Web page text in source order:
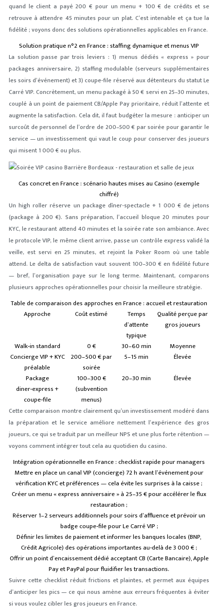
quand le client a payé 200 € pour un menu + 100 € de crédits et se
retrouve à attendre 45 minutes pour un plat. C’est intenable et ça tue la
fidélité ; voyons donc des solutions opérationnelles applicables en France.
Solution pratique n°2 en France : staffing dynamique et menus VIP
La solution passe par trois leviers : 1) menus dédiés « express » pour
packages anniversaire, 2) staffing modulable (serveurs supplémentaires
les soirs d’événement) et 3) coupe‑file réservé aux détenteurs du statut Le
Carré VIP. Concrètement, un menu packagé à 50 € servi en 25–30 minutes,
couplé à un point de paiement CB/Apple Pay prioritaire, réduit l’attente et
augmente la satisfaction. Cela dit, il faut budgéter la mesure : anticiper un
surcoût de personnel de l’ordre de 200–500 € par soirée pour garantir le
service — un investissement qui vaut le coup pour conserver des joueurs
qui misent 1 000 € ou plus.
Cas concret en France : scénario hautes mises au Casino (exemple
chiffré)
Un high roller réserve un package dîner‑spectacle + 1 000 € de jetons
(package à 200 €). Sans préparation, l’accueil bloque 20 minutes pour
KYC, le restaurant attend 40 minutes et la soirée rate son ambiance. Avec
le protocole VIP, le même client arrive, passe un contrôle express validé la
veille, est servi en 25 minutes, et rejoint la Poker Room où une table
attend. Le delta de satisfaction vaut souvent 100–300 € en fidélité future
— bref, l’organisation paye sur le long terme. Maintenant, comparons
plusieurs approches opérationnelles pour choisir la meilleure stratégie.
Table de comparaison des approches en France : accueil et restauration
Approche
Coût estimé
Temps
d’attente
typique
Qualité perçue par
gros joueurs
Walk‑in standard
0 € 30–60 min
Moyenne
Concierge VIP + KYC
préalable
200–500 € par
soirée
5–15 min
Élevée
Package
diner‑express +
coupe‑file
100–300 €
(subvention
menus)
20–30 min Élevée
Cette comparaison montre clairement qu’un investissement modéré dans
la préparation et le service améliore nettement l’expérience des gros
joueurs, ce qui se traduit par un meilleur NPS et une plus forte rétention —
voyons comment intégrer tout cela au quotidien du casino.
Intégration opérationnelle en France : checklist rapide pour managers
Mettre en place un canal VIP (concierge) 72 h avant l’événement pour
vérification KYC et préférences — cela évite les surprises à la caisse ;
Créer un menu « express anniversaire » à 25–35 € pour accélérer le flux
restauration ;
Réserver 1–2 serveurs additionnels pour soirs d’affluence et prévoir un
badge coupe‑file pour Le Carré VIP ;
Définir les limites de paiement et informer les banques locales (BNP,
Crédit Agricole) des opérations importantes au‑delà de 3 000 € ;
Offrir un point d’encaissement dédié acceptant CB (Carte Bancaire), Apple
Pay et PayPal pour fluidifier les transactions.
Suivre cette checklist réduit frictions et plaintes, et permet aux équipes
d’anticiper les pics — ce qui nous amène aux erreurs fréquentes à éviter
si vous voulez cibler les gros joueurs en France.